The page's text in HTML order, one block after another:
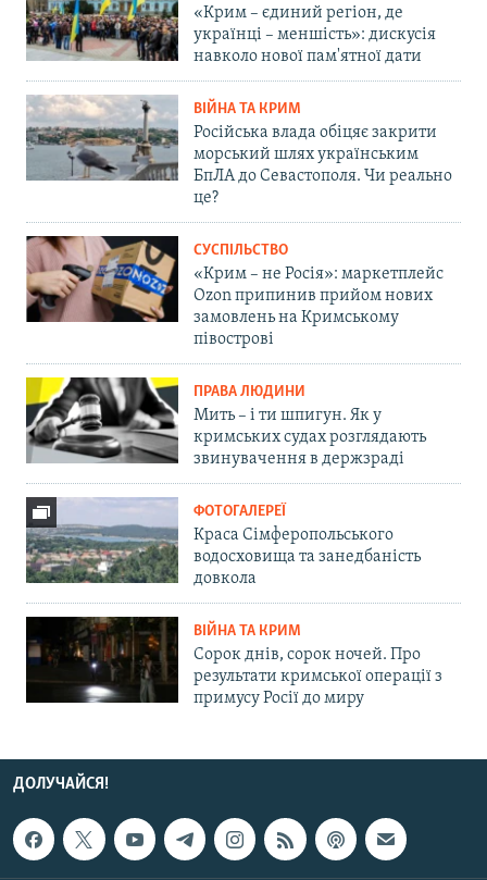
«Крим – єдиний регіон, де
українці – меншість»: дискусія
навколо нової пам'ятної дати
ВІЙНА ТА КРИМ
Російська влада обіцяє закрити
морський шлях українським
БпЛА до Севастополя. Чи реально
це?
СУСПІЛЬСТВО
«Крим – не Росія»: маркетплейс
Ozon припинив прийом нових
замовлень на Кримському
півострові
ПРАВА ЛЮДИНИ
Мить – і ти шпигун. Як у
кримських судах розглядають
звинувачення в держзраді
ФОТОГАЛЕРЕЇ
Краса Сімферопольського
водосховища та занедбаність
довкола
ВІЙНА ТА КРИМ
Сорок днів, сорок ночей. Про
результати кримської операції з
примусу Росії до миру
ДОЛУЧАЙСЯ!